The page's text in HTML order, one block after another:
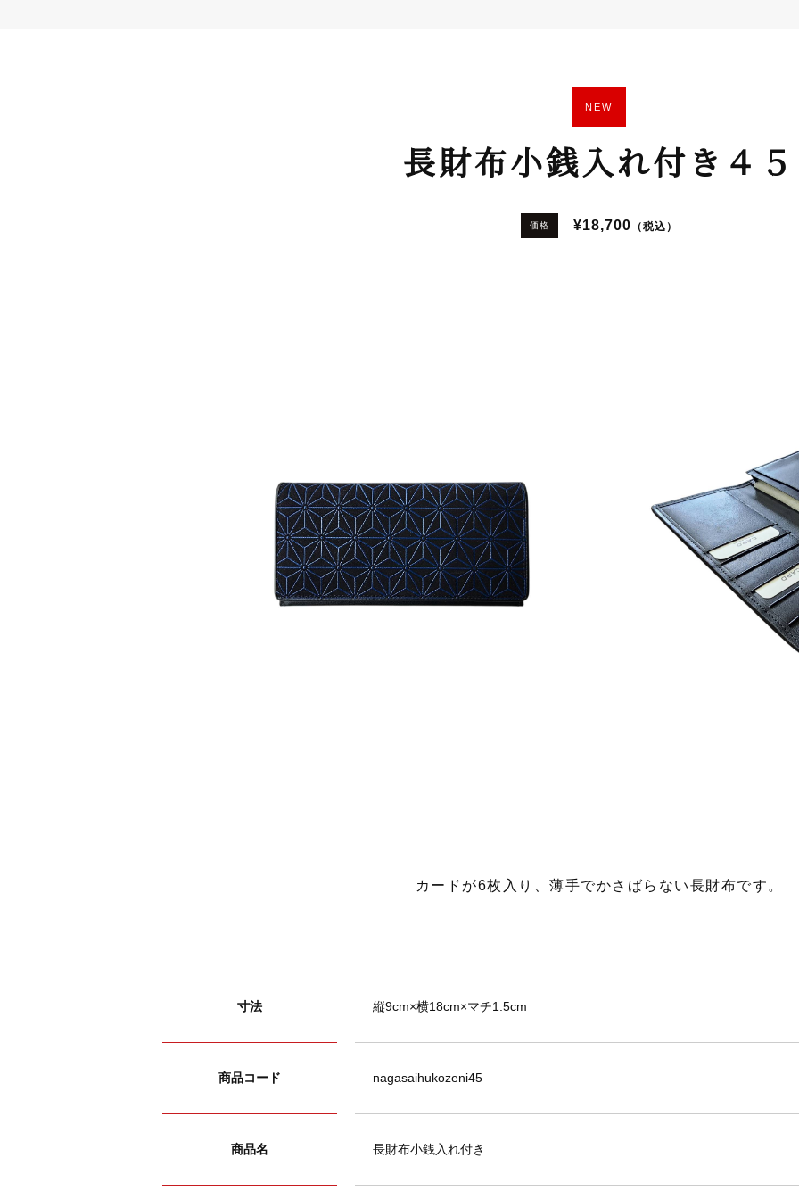
NEW
長財布小銭入れ付き４５
価格 ¥18,700 （税込）
カードが6枚入り、薄手でかさばらない長財布です。
寸法 縦9cm×横18cm×マチ1.5cm
商品コード nagasaihukozeni45
商品名 長財布小銭入れ付き